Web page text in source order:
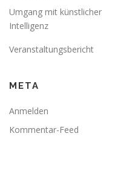
Umgang mit künstlicher
Intelligenz
Veranstaltungsbericht
META
Anmelden
Kommentar-Feed